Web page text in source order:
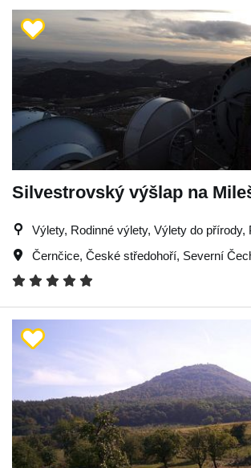
Silvestrovský výšlap na
Výlety, Rodinné výlety, Výlety do přírody,
Černčice, České středohoří, Severní